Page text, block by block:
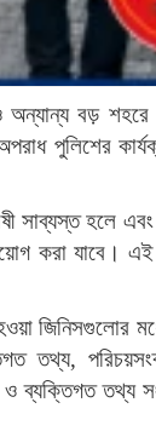
অন্যান্য বড় শহরে
পুলিশের
সাব্যস্ত হলে
করা যাবে।
হওয়া
তথ্য,
তথ্য